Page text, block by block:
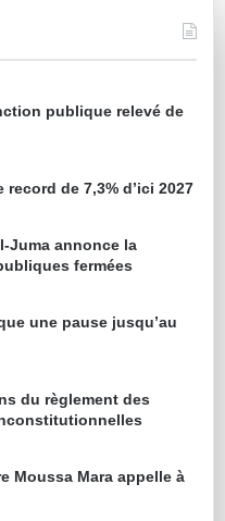
publique relevé de
de 7,3% d’ici 2027
Juma annonce la
fermées
une pause jusqu’au
du règlement des
Moussa Mara appelle à